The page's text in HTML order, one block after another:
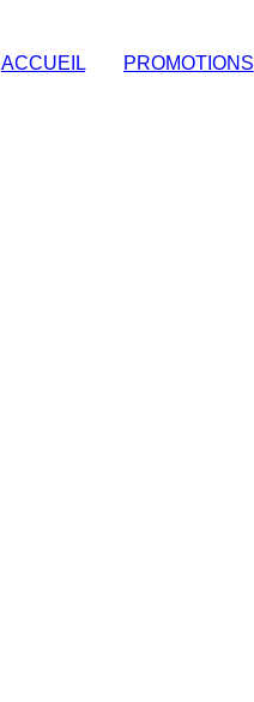
ACCUEIL PROMOTIONS